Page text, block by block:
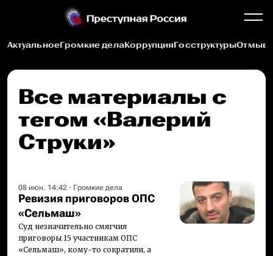
АктуальноеГромкие делаКоррупцияГосструктуры
Все материалы c
тегом «Валерий
Струки»
08 июн. 14:42 · Громкие дела
Ревизия приговоров ОПС
«Сельмаш»
Суд незначительно смягчил
приговоры 15 участникам ОПС
«Сельмаш», кому-то сократили, а